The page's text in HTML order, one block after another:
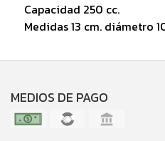
Capacidad 250 cc.
Medidas 13 cm. diámetro
MEDIOS DE PAGO